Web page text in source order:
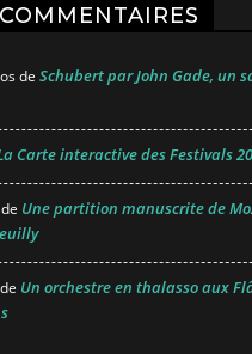
de Schubert par John Gade, un
Carte interactive des Festivals
Une partition manuscrite de
Un orchestre en thalasso aux